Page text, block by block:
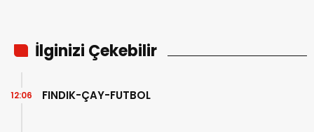
İlginizi Çekebilir
FINDIK-ÇAY-FUTBOL
12:06